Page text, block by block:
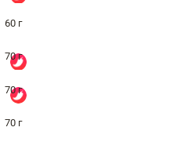
60 г
70 г
70 г
70 г